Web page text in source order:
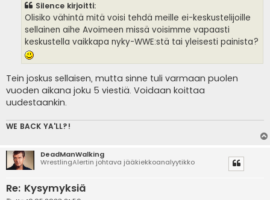
Silence kirjoitti:
Olisiko vähintä mitä voisi tehdä meille ei-keskustelijoille
sellainen aihe Avoimeen missä voisimme vapaasti
keskustella vaikkapa nyky-WWE:stä tai yleisesti painista?
Tein joskus sellaisen, mutta sinne tuli varmaan puolen
vuoden aikana joku 5 viestiä. Voidaan koittaa
uudestaankin.
WE BACK YA'LL?!
DeadManWalking
WrestlingAlertin johtava jääkiekkoanalyytikko
Re: Kysymyksiä